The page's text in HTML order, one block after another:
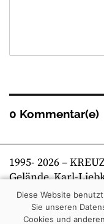
0 Kommentar(e)
1995- 2026–
Gelände, Karl-
Telefon +49 341
Diese Website
Sie unseren
Cookies und